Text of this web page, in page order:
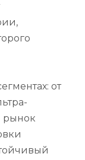
от
рынок